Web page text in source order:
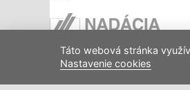
© Soga.sk |Mapa stránok|
Generujeredakčný CMS systém
Táto webová stránka
Nastavenie cookies